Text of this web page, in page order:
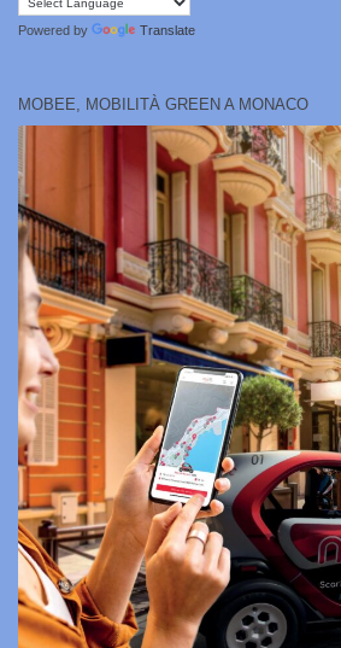
Powered by Translate
MOBEE, MOBILITÀ GREEN A MONACO